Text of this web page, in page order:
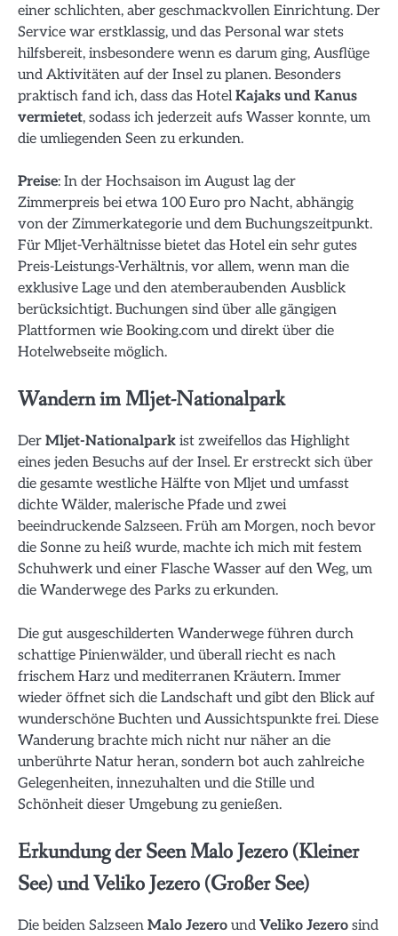
einer schlichten, aber geschmackvollen Einrichtung. Der
Service war erstklassig, und das Personal war stets
hilfsbereit, insbesondere wenn es darum ging, Ausflüge
und Aktivitäten auf der Insel zu planen. Besonders
praktisch fand ich, dass das HotelKajaks und Kanus
vermietet, sodass ich jederzeit aufs Wasser konnte, um
die umliegenden Seen zu erkunden.
Preise: In der Hochsaison im August lag der
Zimmerpreis bei etwa 100 Euro pro Nacht, abhängig
von der Zimmerkategorie und dem Buchungszeitpunkt.
Für Mljet-Verhältnisse bietet das Hotel ein sehr gutes
Preis-Leistungs-Verhältnis, vor allem, wenn man die
exklusive Lage und den atemberaubenden Ausblick
berücksichtigt. Buchungen sind über alle gängigen
Plattformen wie Booking.com und direkt über die
Hotelwebseite möglich.
Wandern im Mljet-Nationalpark
Der Mljet-Nationalpark ist zweifellos das Highlight
eines jeden Besuchs auf der Insel. Er erstreckt sich über
die gesamte westliche Hälfte von Mljet und umfasst
dichte Wälder, malerische Pfade und zwei
beeindruckende Salzseen. Früh am Morgen, noch bevor
die Sonne zu heiß wurde, machte ich mich mit festem
Schuhwerk und einer Flasche Wasser auf den Weg, um
die Wanderwege des Parks zu erkunden.
Die gut ausgeschilderten Wanderwege führen durch
schattige Pinienwälder, und überall riecht es nach
frischem Harz und mediterranen Kräutern. Immer
wieder öffnet sich die Landschaft und gibt den Blick auf
wunderschöne Buchten und Aussichtspunkte frei. Diese
Wanderung brachte mich nicht nur näher an die
unberührte Natur heran, sondern bot auch zahlreiche
Gelegenheiten, innezuhalten und die Stille und
Schönheit dieser Umgebung zu genießen.
Erkundung der Seen Malo Jezero (Kleiner
See) und Veliko Jezero (Großer See)
Die beiden Salzseen Malo Jezero und Veliko Jezero sind